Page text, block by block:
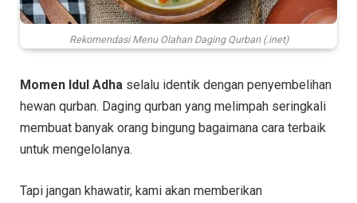
Rekomendasi Menu Olahan Daging Qurban (.inet)
Momen Idul Adha selalu identik dengan penyembelihan
hewan qurban. Daging qurban yang melimpah seringkali
membuat banyak orang bingung bagaimana cara terbaik
untuk mengelolanya.
Tapi jangan khawatir, kami akan memberikan